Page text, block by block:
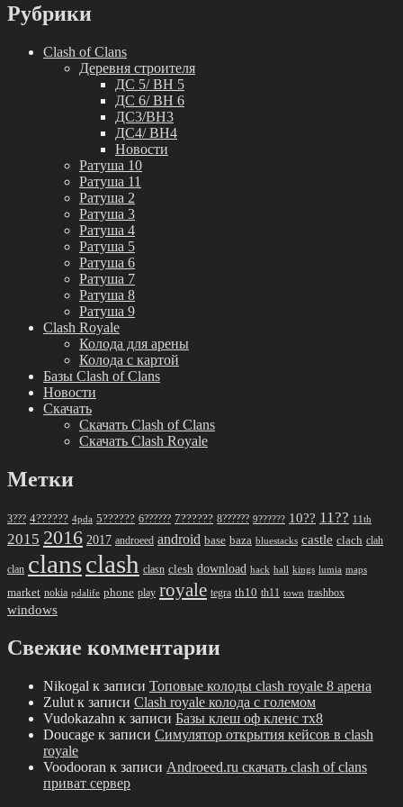
Рубрики
Clash of Clans
Деревня строителя
ДС 5/ BH 5
ДС 6/ BH 6
ДС3/BH3
ДС4/ BH4
Новости
Ратуша 10
Ратуша 11
Ратуша 2
Ратуша 3
Ратуша 4
Ратуша 5
Ратуша 6
Ратуша 7
Ратуша 8
Ратуша 9
Clash Royale
Колода для арены
Колода с картой
Базы Clash of Clans
Новости
Скачать
Скачать Clash of Clans
Скачать Clash Royale
Метки
3??? 4?????? 4pda 5?????? 6?????? 7?????? 8?????? 9?????? 10?? 11?? 11th
2015 2016 2017 androeed android base baza bluestacks castle clach clah
clan clansclash clasn clesh download hack hall kings lumia maps
market nokia pdalife phone play royale tegra th10 th11 town trashbox
windows
Свежие комментарии
Nikogal к записи Топовые колоды clash royale 8 арена
Zulut к записи Clash royale колода с големом
Vudokazahn к записи Базы клеш оф кленс тх8
Doucage к записи Симулятор открытия кейсов в clash
royale
Voodooran к записи Androeed.ru скачать clash of clans
приват сервер